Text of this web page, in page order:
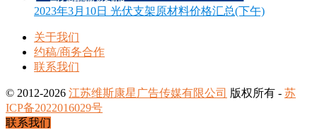
2023年3月10日 光伏支架原材料价格汇总(下午)
关于我们
约稿/商务合作
联系我们
© 2012-2026 江苏维斯康星广告传媒有限公司 版权所有 - 苏
ICP备2022016029号
联系我们